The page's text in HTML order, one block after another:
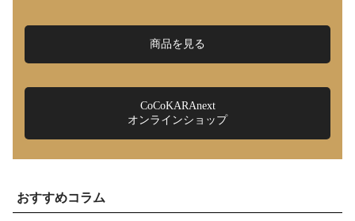
商品を見る
CoCoKARAnext
オンラインショップ
おすすめコラム